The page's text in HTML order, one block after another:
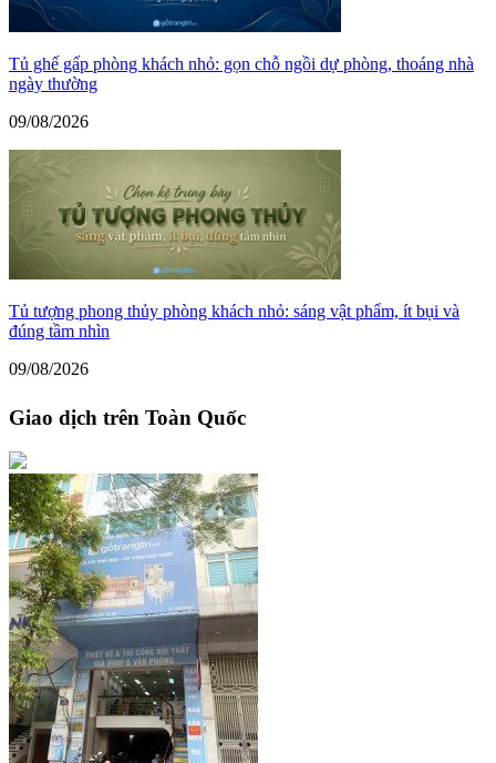
Tủ ghế gấp phòng khách nhỏ: gọn chỗ ngồi dự phòng, thoáng nhà
ngày thường
09/08/2026
Tủ tượng phong thủy phòng khách nhỏ: sáng vật phẩm, ít bụi và
đúng tầm nhìn
09/08/2026
Giao dịch trên Toàn Quốc